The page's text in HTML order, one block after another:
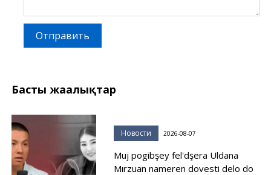
Отправить
Басты жаңалықтар
Новости 2026-08-07
Muj pogibşey fel'dşera Uldana
Mırzuan nameren dovesti delo do